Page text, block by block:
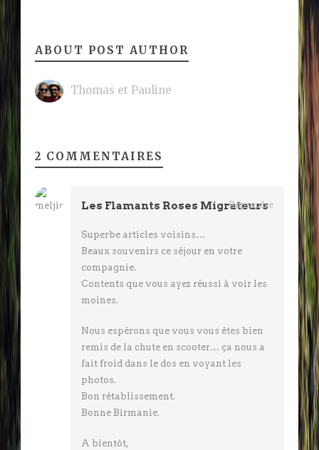
ABOUT POST AUTHOR
Thomas et Pauline
2 COMMENTAIRES
Les Flamants Roses Migrateurs
Répondre
Superbe articles voisins…
Beaux souvenirs ce séjour en votre
compagnie.
Contents que vous ayez réussi à voir les
moines.
Nous espérons que vous vous êtes bien
remis de la chute en scooter… ça nous a
fait froid dans le dos en voyant les
photos.
Bon rétablissement.
Bonne Birmanie.
A bientôt,